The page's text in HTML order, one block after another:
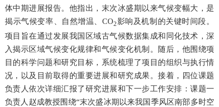
体中期进展报告。他指出，末次冰盛期以来气候变幅大，是
揭示气候变率、自然增温、 CO2影响及机制的关键时间段。
项目旨在通过发展我国区域古气候数据集成和同化技术，深
入揭示区域气候变化规律和气候变化机制。随后，他围绕项
目的科学问题和研究目标，系统梳理了项目的组织与执行情
况，以及目前取得的重要进展和研究成果。接着，四位课题
负责人依次详细汇报了研究进展和下一步工作安排：课题一
负责人赵成教授围绕“末次盛冰期以来我国季风区南部多时空